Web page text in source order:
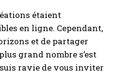
étaient
en ligne. Cependant,
et de partager
grand nombre s’est
ravie de vous inviter